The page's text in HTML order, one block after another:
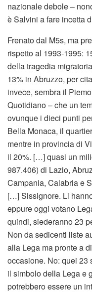
nazionale debole –
è Salvini a fare incetta
Frenato dal M5s, ma
rispetto al 1993-1995:
della tragedia
13% in Abruzzo, per
invece, sembra il
Quotidiano – che un
ovunque i dieci punti
Bella Monaca, il
mentre in provincia di
il 20%. […] quasi un
987.406) di Lazio,
Campania, Calabria e
[…] Sissignore. Li
eppure oggi votano
quindi, siederanno 23
Non da sedicenti liste
alla Lega ma pronte a
occasione. No: quei 23
il simbolo della Lega e
potrebbero essere un